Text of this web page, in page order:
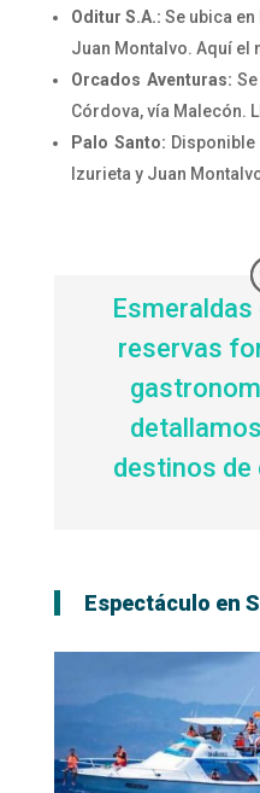
Oditur S.A.: Se ubica
Juan Montalvo. Aquí el
Orcados Aventuras:
Córdova, vía Malecón.
Palo Santo:
Izurieta y Juan
reservas
destinos de
Espectáculo en